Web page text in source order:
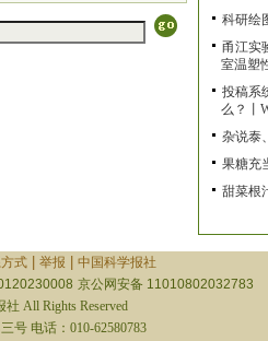
科研绘
甬江实
室温塑
投稿系
么？丨
杂说泰
果糖充
甜菜根
式| 举报
中国科学报社
京公网安备 11010802032783
All Rights Reserved
号 电话：010-62580783